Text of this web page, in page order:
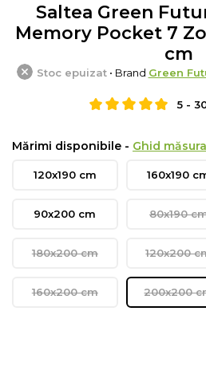
Saltea Green
Memory Pocket 7
cm
Stoc epuizat• Brand Green
5-
Mărimi disponibile - Ghid
120x190 cm 160x190
90x200 cm 80x190
180x200 cm 120x200
160x200 cm 200x200